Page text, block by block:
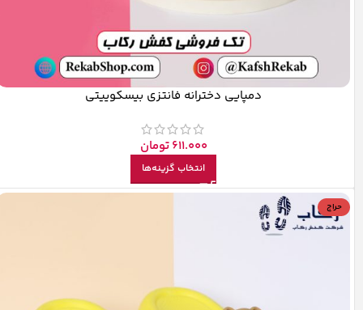
دمپایی دخترانه فانتزی بیسکوییتی
611.000تومان
انتخاب گزینه‌ها
حراج